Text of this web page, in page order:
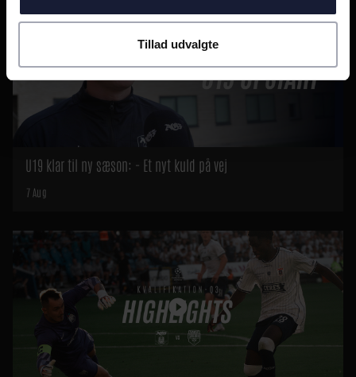
Tillad udvalgte
U19 klar til ny sæson: - Et nyt kuld på vej
7 Aug